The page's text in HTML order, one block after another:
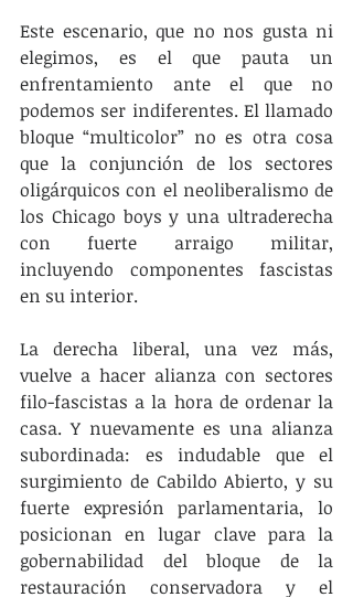
Este escenario, que no nos gusta ni
elegimos, es el que pauta un
enfrentamiento ante el que no
podemos ser indiferentes. El llamado
bloque “multicolor” no es otra cosa
que la conjunción de los sectores
oligárquicos con el neoliberalismo de
los Chicago boys y una ultraderecha
con fuerte arraigo militar,
incluyendo componentes fascistas
en su interior.
La derecha liberal, una vez más,
vuelve a hacer alianza con sectores
filo-fascistas a la hora de ordenar la
casa. Y nuevamente es una alianza
subordinada: es indudable que el
surgimiento de Cabildo Abierto, y su
fuerte expresión parlamentaria, lo
posicionan en lugar clave para la
gobernabilidad del bloque de la
restauración conservadora y el